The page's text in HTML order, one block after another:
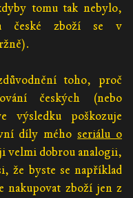
tomu tak nebylo,
české zboží se v
toho, proč
českých (nebo
výsledku poškozuje
díly méhoseriálu o
velmi dobrou analogii,
že byste se například
nakupovat zboží jen z